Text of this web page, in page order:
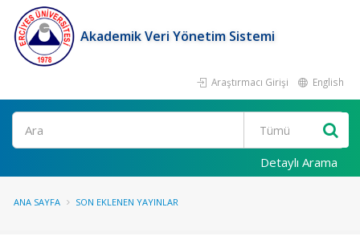
Akademik Veri Yönetim Sistemi
Araştırmacı Girişi English
Ara
Detaylı Arama
ANA SAYFA SON EKLENEN YAYINLAR